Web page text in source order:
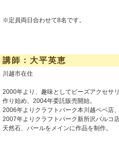
※定員両日合わせて8名です。
講師：大平英恵
川越市在住
2000年より、趣味としてビーズアクセサ
作り始め、2004年委託販売開始。
2006年よりクラフトパーク本川越ペペ店、
2007年よりクラフトパーク新所沢パルコ
天然石、パールをメインに作品を制作。